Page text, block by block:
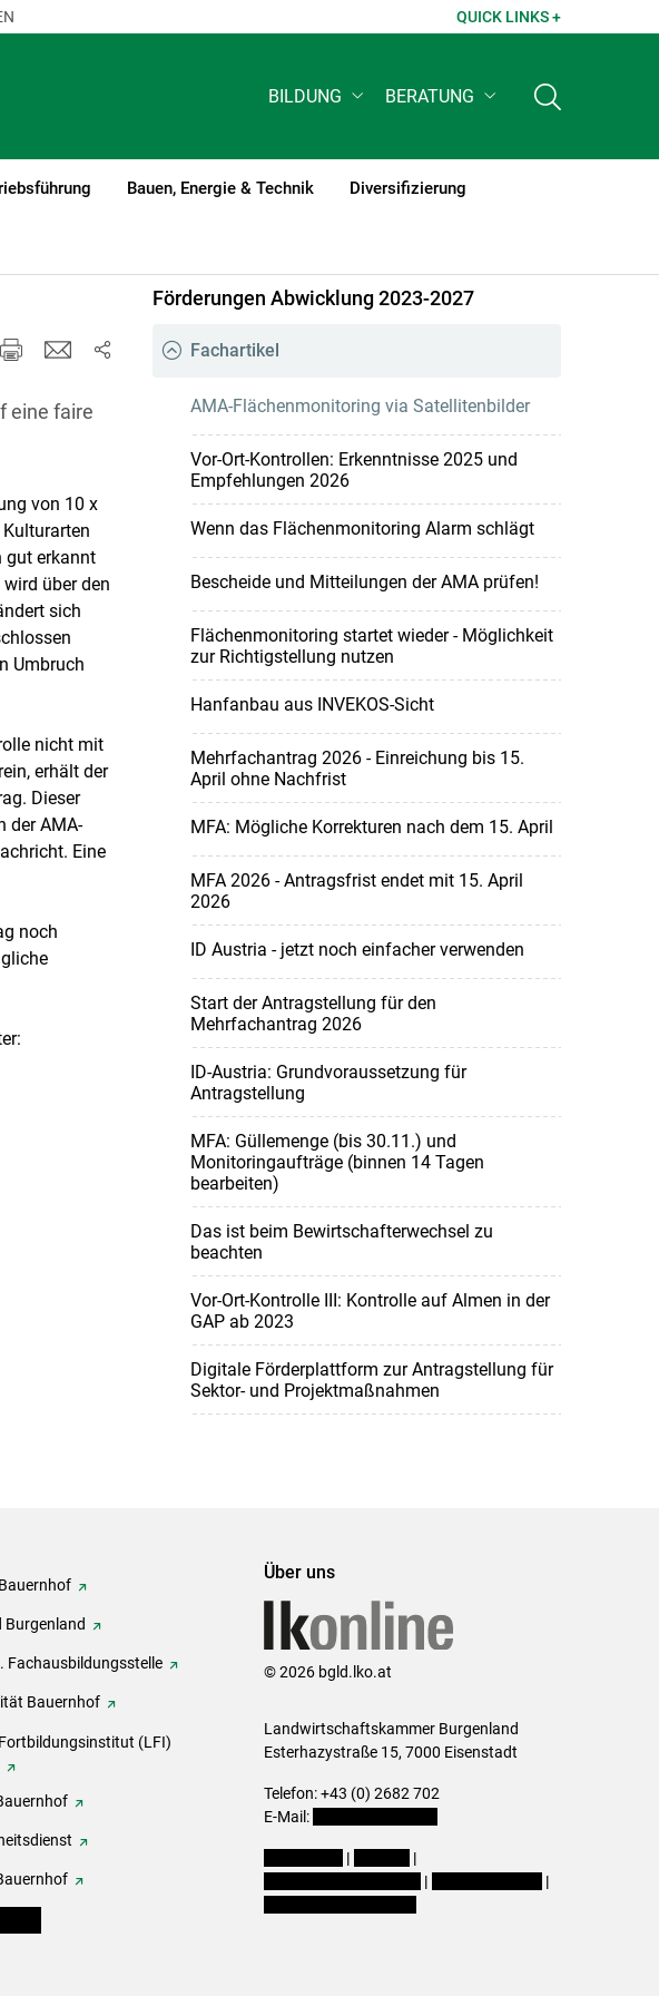
QUICK LINKS +
BILDUNG BERATUNG
Bauen, Energie & Technik Diversifizierung
eine faire
von 10 x
gut erkannt
über den
sich
Umbruch
nicht mit
erhält der
Dieser
der AMA-
Eine
noch
Förderungen Abwicklung 2023-2027
Fachartikel
AMA-Flächenmonitoring via Satellitenbilder
Vor-Ort-Kontrollen: Erkenntnisse 2025 und
Empfehlungen 2026
Wenn das Flächenmonitoring Alarm schlägt
Bescheide und Mitteilungen der AMA prüfen!
Flächenmonitoring startet wieder - Möglichkeit
zur Richtigstellung nutzen
Hanfanbau aus INVEKOS-Sicht
Mehrfachantrag 2026 - Einreichung bis 15.
April ohne Nachfrist
MFA: Mögliche Korrekturen nach dem 15. April
MFA 2026 - Antragsfrist endet mit 15. April
2026
ID Austria - jetzt noch einfacher verwenden
Start der Antragstellung für den
Mehrfachantrag 2026
ID-Austria: Grundvoraussetzung für
Antragstellung
MFA: Güllemenge (bis 30.11.) und
Monitoringaufträge (binnen 14 Tagen
bearbeiten)
Das ist beim Bewirtschafterwechsel zu
beachten
Vor-Ort-Kontrolle III: Kontrolle auf Almen in der
GAP ab 2023
Digitale Förderplattform zur Antragstellung für
Sektor- und Projektmaßnahmen
Burgenland
Fachausbildungsstelle
Bauernhof
(LFI)
Über uns
© 2026 bgld.lko.at
Landwirtschaftskammer Burgenland
Esterhazystraße 15, 7000 Eisenstadt
Telefon: +43 (0) 2682 702
E-Mail:
|
|
|
|